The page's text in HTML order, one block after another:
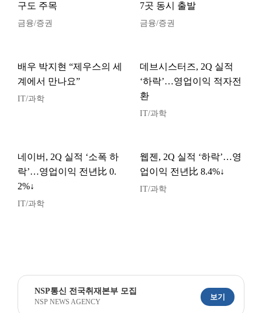
구도 주목
금융/증권
7곳 동시 출발
금융/증권
배우 박지현 “제우스의 세
계에서 만나요”
IT/과학
데브시스터즈, 2Q 실적
‘하락’…영업이익 적자전
환
IT/과학
네이버, 2Q 실적 ‘소폭 하
락’…영업이익 전년比 0.
2%↓
IT/과학
웹젠, 2Q 실적 ‘하락’…영
업이익 전년比 8.4%↓
IT/과학
NSP통신 전국취재본부 모집
NSP NEWS AGENCY
보기